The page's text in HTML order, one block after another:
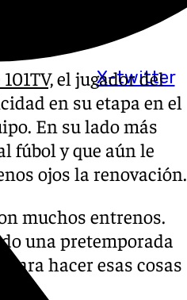
X-twitter
el jugador del
en su etapa en el
En su lado más
fúbol y que aún le
ojos la renovación.
muchos entrenos.
una pretemporada
para hacer esas cosas